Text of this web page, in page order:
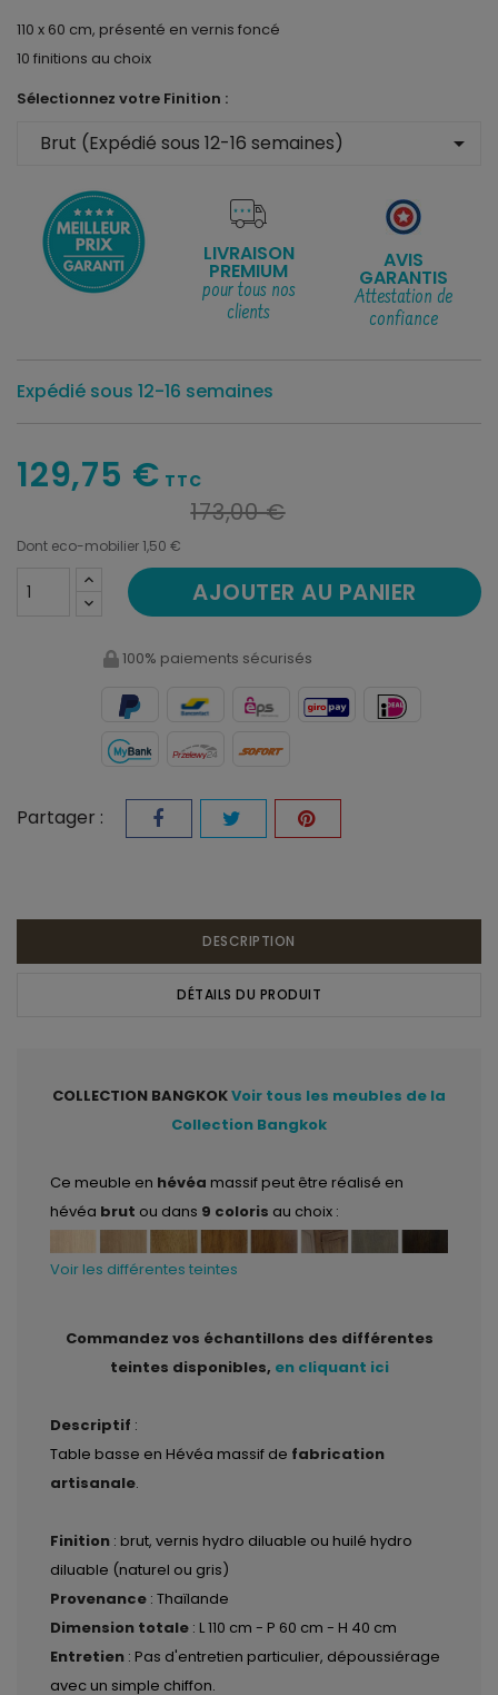
110 x 60 cm, présenté en vernis foncé
10 finitions au choix
Sélectionnez votre Finition :
arrow_drop_down
LIVRAISON
PREMIUM
pour tous nos
clients
AVIS
GARANTIS
Attestation de
confiance
Expédié sous 12-16 semaines
129,75 € TTC
173,00 €
Dont eco-mobilier 1,50 €
AJOUTER AU PANIER
100% paiements sécurisés
Partager :
DESCRIPTION
DÉTAILS DU PRODUIT
COLLECTION BANGKOKVoir tous les meubles de la
Collection Bangkok
Ce meuble en hévéa massif peut être réalisé en
hévéa brut ou dans 9 coloris au choix :
Voir les différentes teintes
Commandez vos échantillons des différentes
teintes disponibles, en cliquant ici
Descriptif :
Table basse en Hévéa massif de fabrication
artisanale.
Finition : brut, vernis hydro diluable ou huilé hydro
diluable (naturel ou gris)
Provenance : Thaïlande
Dimension totale : L 110 cm - P 60 cm - H 40 cm
Entretien : Pas d'entretien particulier, dépoussiérage
avec un simple chiffon.